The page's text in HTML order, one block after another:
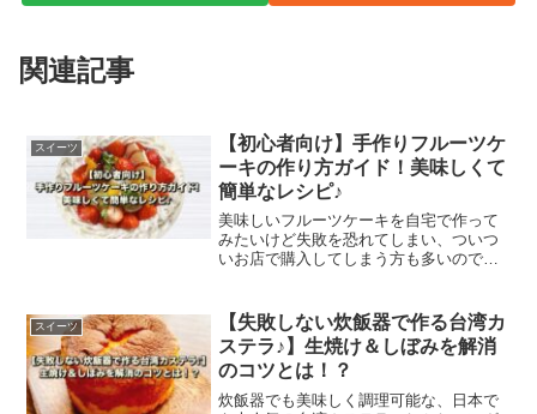
関連記事
スイーツ
【初心者向け】手作りフルーツケ
ーキの作り方ガイド！美味しくて
簡単なレシピ♪
美味しいフルーツケーキを自宅で作って
みたいけど失敗を恐れてしまい、ついつ
いお店で購入してしまう方も多いのでは
心者でも問題なし。作り方ガイド＆簡単
レシピをご紹介します。
スイーツ
【失敗しない炊飯器で作る台湾カ
ステラ♪】生焼け＆しぼみを解消
のコツとは！？
炊飯器でも美味しく調理可能な、日本で